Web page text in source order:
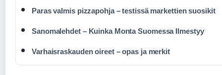
Paras valmis pizzapohja – testissä markettien suosikit
Sanomalehdet – Kuinka Monta Suomessa Ilmestyy
Varhaisraskauden oireet – opas ja merkit